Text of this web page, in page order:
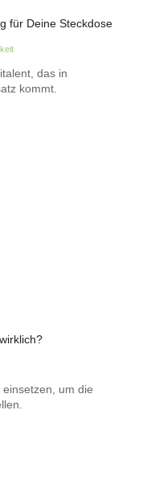
für Deine Steckdose
das in
kommt.
um die